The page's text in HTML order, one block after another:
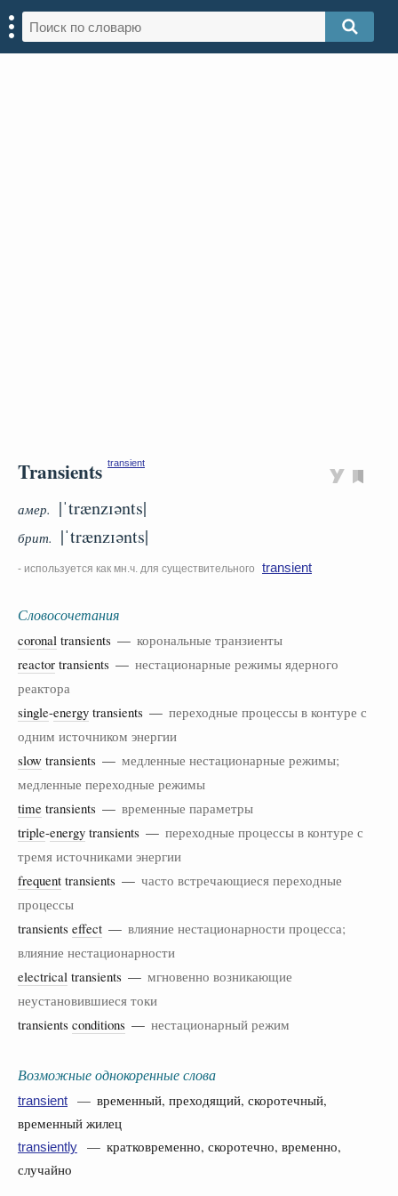
Transients transient
амер. |ˈtrænzɪənts|
брит. |ˈtrænzɪənts|
- используется как мн.ч. для существительного transient
Словосочетания
coronal transients — корональные транзиенты
reactor transients — нестационарные режимы ядерного
реактора
single-energy transients — переходные процессы в контуре с
одним источником энергии
slow transients — медленные нестационарные режимы;
медленные переходные режимы
time transients — временные параметры
triple-energy transients — переходные процессы в контуре с
тремя источниками энергии
frequent transients — часто встречающиеся переходные
процессы
transients effect — влияние нестационарности процесса;
влияние нестационарности
electrical transients — мгновенно возникающие
неустановившиеся токи
transients conditions — нестационарный режим
Возможные однокоренные слова
transient
— временный, преходящий, скоротечный,
временный жилец
transiently
— кратковременно, скоротечно, временно,
случайно